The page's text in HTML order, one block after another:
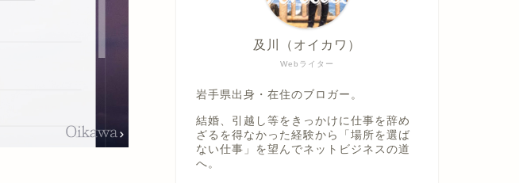
Webライター
及川（オイカワ）
岩手県出身・在住のブロガー。
結婚、引越し等をきっかけに仕事を辞め
ざるを得なかった経験から「場所を選ば
ない仕事」を望んでネットビジネスの道
へ。